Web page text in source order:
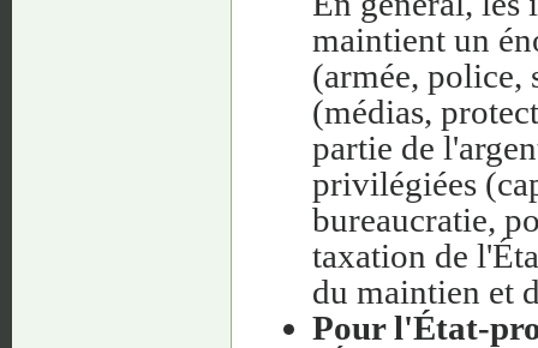
maintient un
(armée, police,
(médias,
partie de
privilégiées
bureaucratie,
taxation de
du maintien et
Pour l'État-